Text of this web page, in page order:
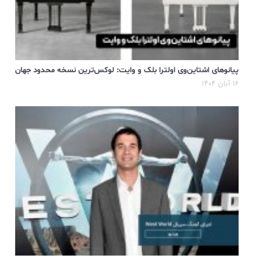
پیانوهای اشتاین‌وی اولترا بلک و وایت: لوکس‌ترین نسخه محدود جهان
۱۶ آبان ۱۴۰۴